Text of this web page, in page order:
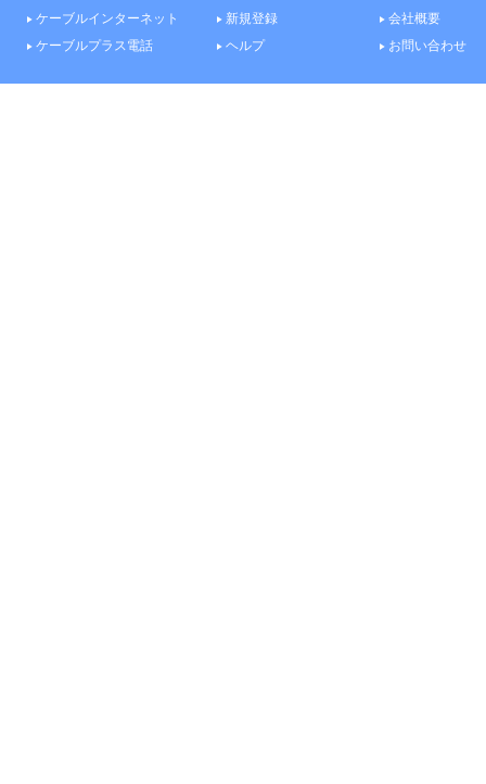
ケーブルインターネット
ケーブルプラス電話
新規登録
ヘルプ
会社概要
お問い合わせ